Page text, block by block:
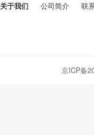
关于我们 公司简介 联
京ICP备